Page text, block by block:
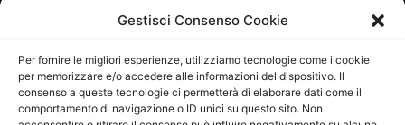
Gestisci Consenso Cookie
Per fornire le migliori esperienze, utilizziamo tecnologie come i cookie
per memorizzare e/o accedere alle informazioni del dispositivo. Il
consenso a queste tecnologie ci permetterà di elaborare dati come il
comportamento di navigazione o ID unici su questo sito. Non
29/09/2015
Direttore Editoriale: Maurizio Scaglione